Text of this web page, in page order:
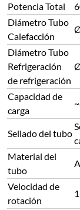
Potencia Total
Diámetro Tubo
Calefacción
Diámetro Tubo
Refrigeración
de refrigeración
Capacidad de
carga
Sellado del tubo
Material del
tubo
Velocidad de
rotación